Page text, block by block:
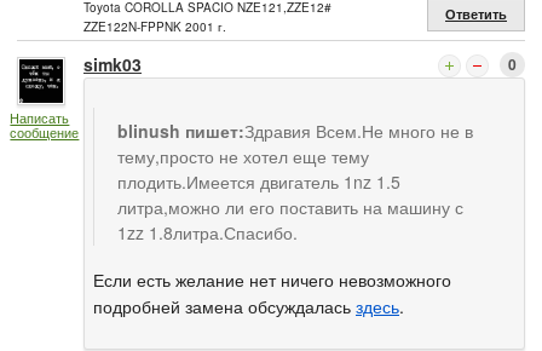
Toyota COROLLA SPACIO NZE121,ZZE12#
ZZE122N-FPPNK 2001 г.
Ответить
Написать
сообщение
simk03 0
blinush пишет:Здравия Всем.Не много не в
тему,просто не хотел еще тему
плодить.Имеется двигатель 1nz 1.5
литра,можно ли его поставить на машину с
1zz 1.8литра.Спасибо.
Если есть желание нет ничего невозможного
подробней замена обсуждалась здесь.